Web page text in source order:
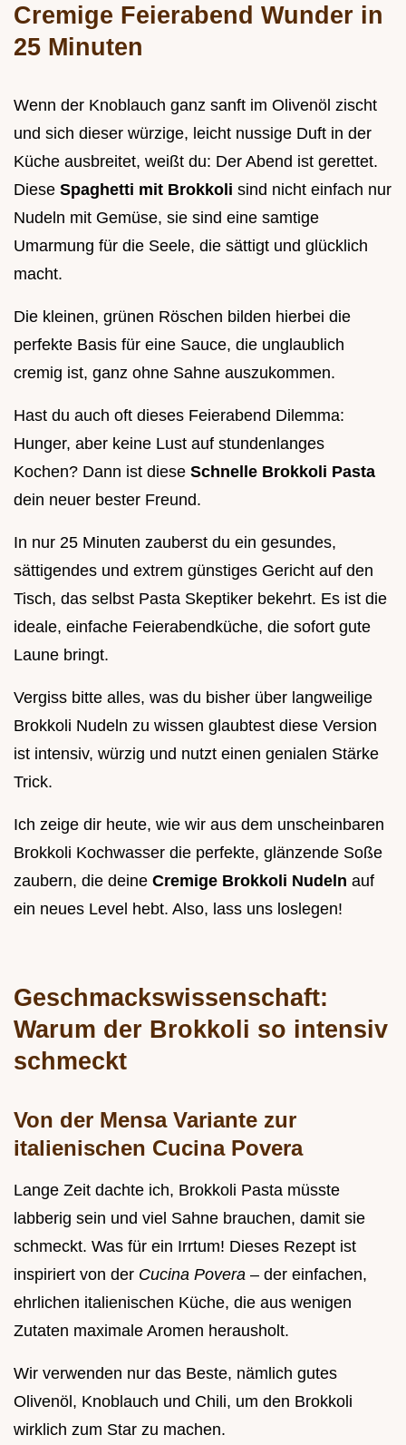
Cremige Feierabend Wunder in
25 Minuten
Wenn der Knoblauch ganz sanft im Olivenöl zischt
und sich dieser würzige, leicht nussige Duft in der
Küche ausbreitet, weißt du: Der Abend ist gerettet.
Diese Spaghetti mit Brokkoli sind nicht einfach nur
Nudeln mit Gemüse, sie sind eine samtige
Umarmung für die Seele, die sättigt und glücklich
macht.
Die kleinen, grünen Röschen bilden hierbei die
perfekte Basis für eine Sauce, die unglaublich
cremig ist, ganz ohne Sahne auszukommen.
Hast du auch oft dieses Feierabend Dilemma:
Hunger, aber keine Lust auf stundenlanges
Kochen? Dann ist diese Schnelle Brokkoli Pasta
dein neuer bester Freund.
In nur 25 Minuten zauberst du ein gesundes,
sättigendes und extrem günstiges Gericht auf den
Tisch, das selbst Pasta Skeptiker bekehrt. Es ist die
ideale, einfache Feierabendküche, die sofort gute
Laune bringt.
Vergiss bitte alles, was du bisher über langweilige
Brokkoli Nudeln zu wissen glaubtest diese Version
ist intensiv, würzig und nutzt einen genialen Stärke
Trick.
Ich zeige dir heute, wie wir aus dem unscheinbaren
Brokkoli Kochwasser die perfekte, glänzende Soße
zaubern, die deine Cremige Brokkoli Nudeln auf
ein neues Level hebt. Also, lass uns loslegen!
Geschmackswissenschaft:
Warum der Brokkoli so intensiv
schmeckt
Von der Mensa Variante zur
italienischen Cucina Povera
Lange Zeit dachte ich, Brokkoli Pasta müsste
labberig sein und viel Sahne brauchen, damit sie
schmeckt. Was für ein Irrtum! Dieses Rezept ist
inspiriert von der Cucina Povera – der einfachen,
ehrlichen italienischen Küche, die aus wenigen
Zutaten maximale Aromen herausholt.
Wir verwenden nur das Beste, nämlich gutes
Olivenöl, Knoblauch und Chili, um den Brokkoli
wirklich zum Star zu machen.